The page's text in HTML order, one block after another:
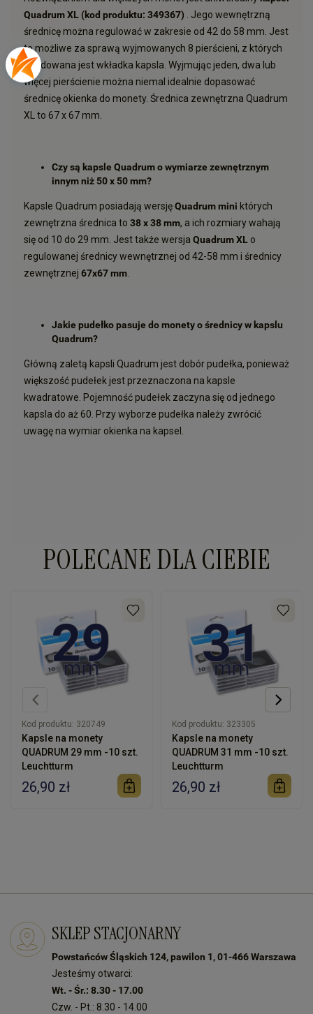
Quadrum XL (kod produktu: 349367)
. Jego wewnętrzną
średnicę można regulować w zakresie od 42 do 58 mm. Jest
to możliwe za sprawą wyjmowanych 8 pierścieni, z których
zbudowana jest wkładka kapsla. Wyjmując jeden, dwa lub
więcej pierścienie można niemal idealnie dopasować
średnicę okienka do monety. Średnica zewnętrzna Quadrum
XL to 67 x 67 mm.
Czy są kapsle Quadrum o wymiarze zewnętrznym
innym niż 50 x 50 mm?
Kapsle Quadrum posiadają wersjęQuadrum mini których
zewnętrzna średnica to 38 x 38 mm, a ich rozmiary wahają
się od 10 do 29 mm. Jest także wersja Quadrum XL o
regulowanej średnicy wewnętrznej od 42-58 mm i średnicy
zewnętrznej 67x67mm
Jakie pudełko pasuje do monety o średnicy w kapslu
Quadrum?
Główną zaletą kapsli Quadrum jest dobór pudełka, ponieważ
większość pudełek jest przeznaczona na kapsle
kwadratowe. Pojemność pudełek zaczyna się od jednego
kapsla do aż 60. Przy wyborze pudełka należy zwrócić
uwagę na wymiar okienka na kapsel.
POLECANE DLA CIEBIE
Kod produktu: 320749
Kapsle na monety
QUADRUM 29 mm -10 szt.
Leuchtturm
26,90 zł
Kod produktu: 323305
Kapsle na monety
QUADRUM 31 mm -10 szt.
Leuchtturm
26,90 zł
SKLEP STACJONARNY
Powstańców Śląskich 124, pawilon 1, 01-466 Warszawa
Jesteśmy otwarci:
Wt. - Śr.: 8.30 - 17.00
Czw. - Pt.: 8.30 - 14.00